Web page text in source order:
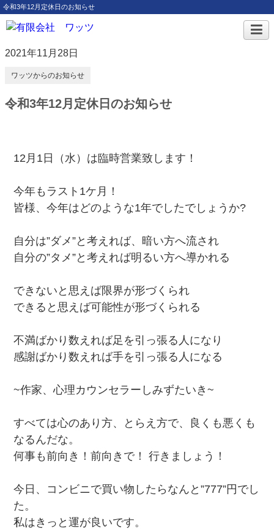
令和3年12月定休日のお知らせ
2021年11月28日
ワッツからのお知らせ
令和3年12月定休日のお知らせ
12月1日（水）は臨時営業致します！
今年もラスト1ケ月！
皆様、今年はどのような1年でしたでしょうか?
自分は”ダメ”と考えれば、暗い方へ流され
自分の”タメ”と考えれば明るい方へ導かれる
できないと思えば限界が形づくられ
できると思えば可能性が形づくられる
不満ばかり数えれば足を引っ張る人になり
感謝ばかり数えれば手を引っ張る人になる
~作家、心理カウンセラーしみずたいき~
すべては心のあり方、とらえ方で、良くも悪くも
なるんだな。
何事も前向き！前向きで！ 行きましょう！
今日、コンビニで買い物したらなんと”777”円でし
た。
私はきっと運が良いです。